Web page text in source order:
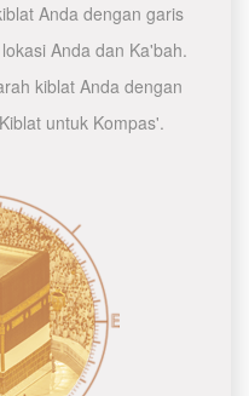
Anda dengan garis
Anda dan Ka'bah.
kiblat Anda dengan
untuk Kompas'.